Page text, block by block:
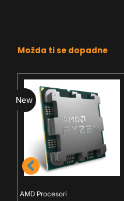
Možda ti se dopadne
New
AMD Procesori